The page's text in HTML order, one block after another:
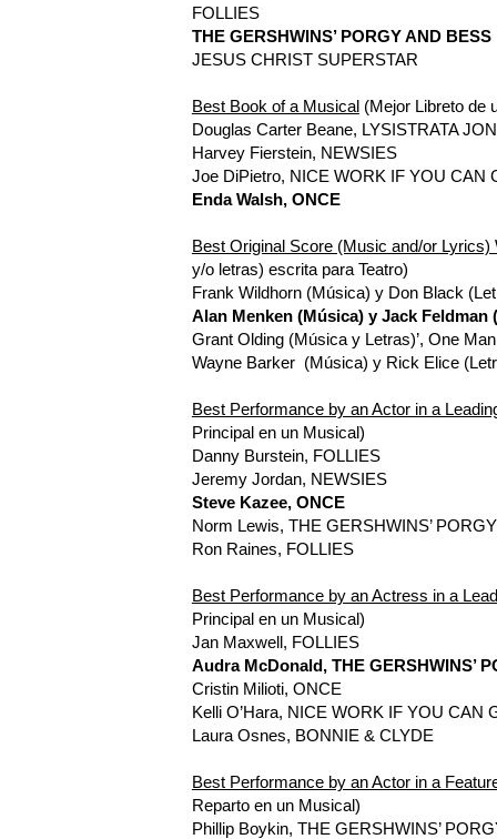
FOLLIES
THE GERSHWINS’ PORGY AND BESS
JESUS CHRIST SUPERSTAR
Best Book of a Musical(Mejor Libreto de
Douglas Carter Beane, LYSISTRATA
Harvey Fierstein, NEWSIES
Joe DiPietro, NICE WORK IF YOU CAN
Enda Walsh, ONCE
Best Original Score (Music and/or Lyrics)
y/o letras) escrita para Teatro)
Frank Wildhorn (Música) y Don Black
Alan Menken (Música) y Jack Feldman
Grant Olding (Música y Letras)’, One
Wayne Barker (Música) y Rick Elice
Best Performance by an Actor in a
Principal en un Musical)
Danny Burstein, FOLLIES
Jeremy Jordan, NEWSIES
Steve Kazee, ONCE
Norm Lewis, THE GERSHWINS’
Ron Raines, FOLLIES
Best Performance by an Actress in a
Principal en un Musical)
Jan Maxwell, FOLLIES
Audra McDonald, THE GERSHWINS’
Cristin Milioti, ONCE
Kelli O’Hara, NICE WORK IF YOU CAN
Laura Osnes, BONNIE & CLYDE
Best Performance by an Actor in a
Reparto en un Musical)
Phillip Boykin, THE GERSHWINS’